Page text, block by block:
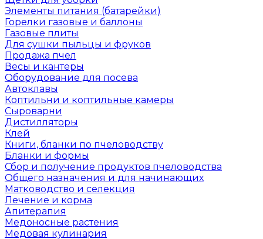
Элементы питания (батарейки)
Горелки газовые и баллоны
Газовые плиты
Для сушки пыльцы и фруков
Продажа пчел
Весы и кантеры
Оборудование для посева
Автоклавы
Коптильни и коптильные камеры
Сыроварни
Дистилляторы
Клей
Книги, бланки по пчеловодству
Бланки и формы
Сбор и получение продуктов пчеловодства
Общего назначения и для начинающих
Матководство и селекция
Лечение и корма
Апитерапия
Медоносные растения
Медовая кулинария